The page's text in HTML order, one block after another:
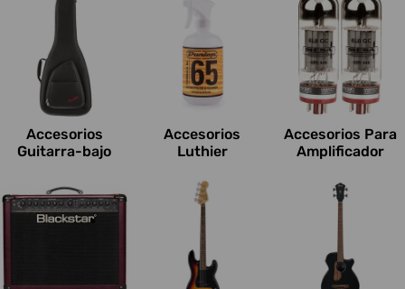
e
s
:
Accesorios
Guitarra-bajo
Accesorios
Luthier
Accesorios Para
Amplificador